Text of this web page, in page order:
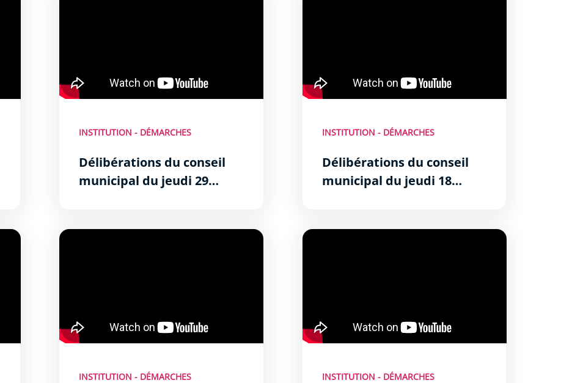
INSTITUTION - DÉMARCHES
Délibérations du conseil
municipal du jeudi 29
INSTITUTION - DÉMARCHES
Délibérations du conseil
municipal du jeudi 18
INSTITUTION - DÉMARCHES INSTITUTION - DÉMARCHES